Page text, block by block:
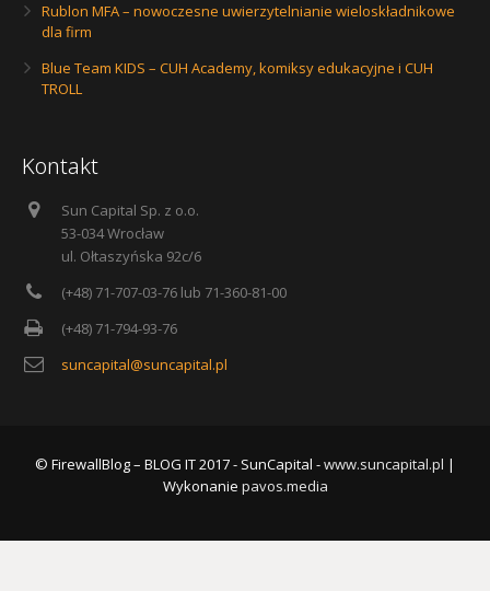
Rublon MFA – nowoczesne uwierzytelnianie wieloskładnikowe
dla firm
Blue Team KIDS – CUH Academy, komiksy edukacyjne i CUH
TROLL
Kontakt
Sun Capital Sp. z o.o.
53-034 Wrocław
ul. Ołtaszyńska 92c/6
(+48) 71-707-03-76 lub 71-360-81-00
(+48) 71-794-93-76
suncapital@suncapital.pl
© FirewallBlog – BLOG IT 2017 - SunCapital -www.suncapital.pl |
Wykonanie pavos.media